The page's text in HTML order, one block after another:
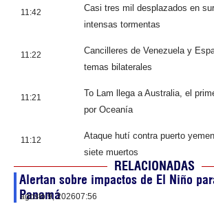
11:42
Casi tres mil desplazados en
intensas tormentas
11:22
Cancilleres de Venezuela y
temas bilaterales
11:21
To Lam llega a Australia, el
por Oceanía
11:12
Ataque hutí contra puerto
siete muertos
RELACIONADAS
Alertan sobre impactos de El Niño
Panamá
agosto 9, 202607:56